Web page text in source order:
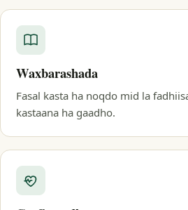
Waxbarashada
Fasal kasta ha noqdo mid la
kastaana ha gaadho.